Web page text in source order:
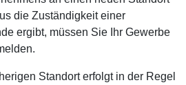
die Zuständigkeit einer
ergibt, müssen Sie Ihr Gewerbe
Standort erfolgt in der Regel